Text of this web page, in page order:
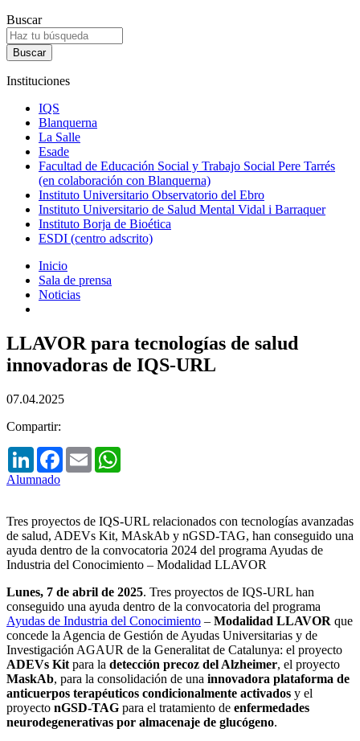
Buscar
Instituciones
IQS
Blanquerna
La Salle
Esade
Facultad de Educación Social y Trabajo Social Pere Tarrés
(en colaboración con Blanquerna)
Instituto Universitario Observatorio del Ebro
Instituto Universitario de Salud Mental Vidal i Barraquer
Instituto Borja de Bioética
ESDI (centro adscrito)
Inicio
Sala de prensa
Noticias
LLAVOR para tecnologías de salud
innovadoras de IQS-URL
07.04.2025
Compartir:
LinkedInFacebook
Email
Alumnado
Tres proyectos de IQS-URL relacionados con tecnologías avanzadas
de salud, ADEVs Kit, MAskAb y nGSD-TAG, han conseguido una
ayuda dentro de la convocatoria 2024 del programa Ayudas de
Industria del Conocimiento – Modalidad LLAVOR
Lunes, 7 de abril de 2025. Tres proyectos de IQS-URL han
conseguido una ayuda dentro de la convocatoria del programa
Ayudas de Industria del Conocimiento – Modalidad LLAVOR que
concede la Agencia de Gestión de Ayudas Universitarias y de
Investigación AGAUR de la Generalitat de Catalunya: el proyecto
ADEVs Kit para la detección precoz del Alzheimer, el proyecto
MaskAb, para la consolidación de una innovadora plataforma de
anticuerpos terapéuticos condicionalmente activados y el
proyecto nGSD-TAG para el tratamiento de enfermedades
neurodegenerativas por almacenaje de glucógeno.